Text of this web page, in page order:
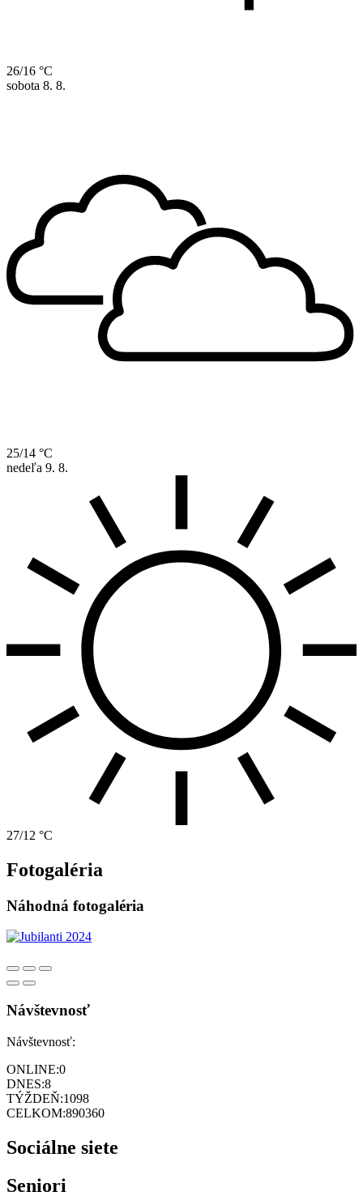
26/16 °C
sobota 8. 8.
25/14 °C
nedeľa 9. 8.
27/12 °C
Fotogaléria
Náhodná fotogaléria
Návštevnosť
Návštevnosť:
ONLINE:0
DNES:8
TÝŽDEŇ:1098
CELKOM:890360
Sociálne siete
Seniori